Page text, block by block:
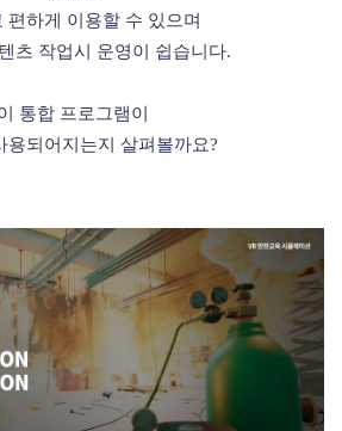
편하게 이용할 수 있으며
츠 작업시 운영이 쉽습니다.
통합 프로그램이
용되어지는지 살펴볼까요?